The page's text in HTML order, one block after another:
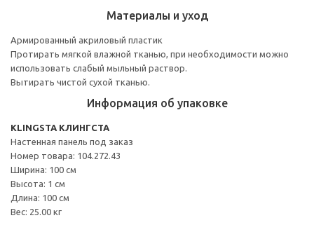
Материалы и уход
Армированный акриловый пластик
Протирать мягкой влажной тканью, при необходимости можно
использовать слабый мыльный раствор.
Вытирать чистой сухой тканью.
Информация об упаковке
KLINGSTA КЛИНГСТА
Настенная панель под заказ
Номер товара: 104.272.43
Ширина: 100 см
Высота: 1 см
Длина: 100 см
Вес: 25.00 кг